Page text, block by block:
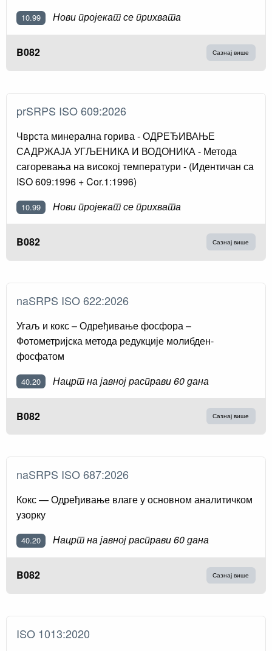
10.99 Нови пројекат се прихвата
B082 Сазнај више
prSRPS ISO 609:2026
Чврста минерална горива - ОДРЕЂИВАЊЕ
САДРЖАЈА УГЉЕНИКА И ВОДОНИКА - Метода
сагоревања на високој температури - (Идентичан са
ISO 609:1996 + Cor.1:1996)
10.99 Нови пројекат се прихвата
B082 Сазнај више
naSRPS ISO 622:2026
Угаљ и кокс – Одређивање фосфора –
Фотометријска метода редукције молибден-
фосфатом
40.20 Нацрт на јавној расправи 60 дана
B082 Сазнај више
naSRPS ISO 687:2026
Кокс — Одређивање влаге у основном аналитичком
узорку
40.20 Нацрт на јавној расправи 60 дана
B082 Сазнај више
ISO 1013:2020